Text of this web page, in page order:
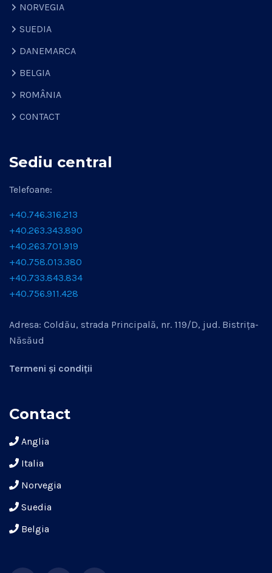
NORVEGIA
SUEDIA
DANEMARCA
BELGIA
ROMÂNIA
CONTACT
Sediu central
Telefoane:
+40.746.316.213
+40.263.343.890
+40.263.701.919
+40.758.013.380
+40.733.843.834
+40.756.911.428
Adresa: Coldău, strada Principală, nr. 119/D, jud. Bistrița-
Năsăud
Termeni și condiții
Contact
Anglia
Italia
Norvegia
Suedia
Belgia